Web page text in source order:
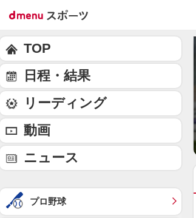
TOP
日程・結果
リーディング
動画
ニュース
プロ野球